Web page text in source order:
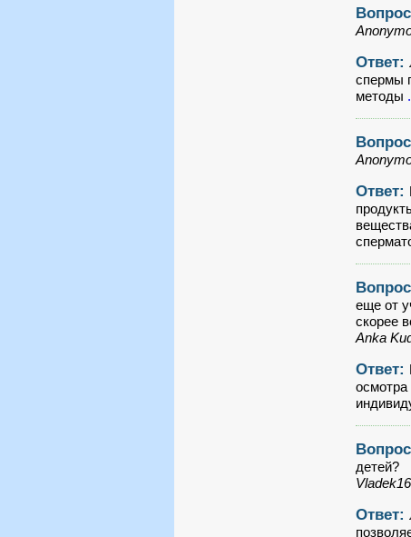
Ответ:
спермы
методы
Ответ:
еще от
скорее
Anka
Ответ:
детей?
Vladek16
Ответ: